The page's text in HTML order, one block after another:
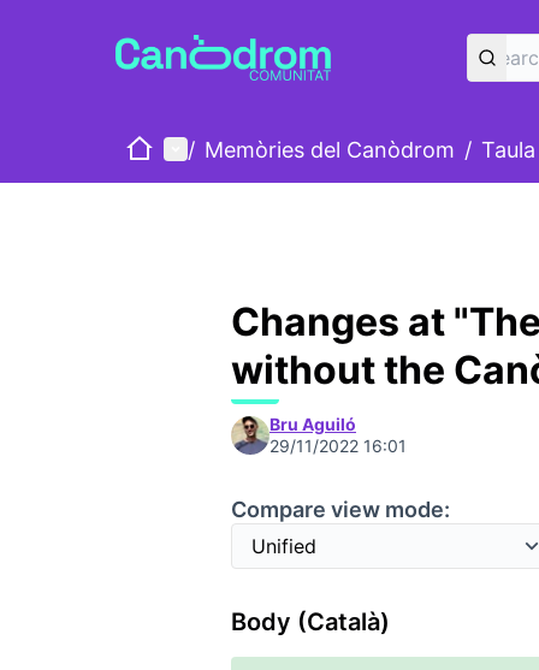
HomeMain menu
/ Memòries del Canòdrom /
Changes at
without the
Bru Aguiló
29/11/2022 16:01
Compare view mode:
Body (Català)